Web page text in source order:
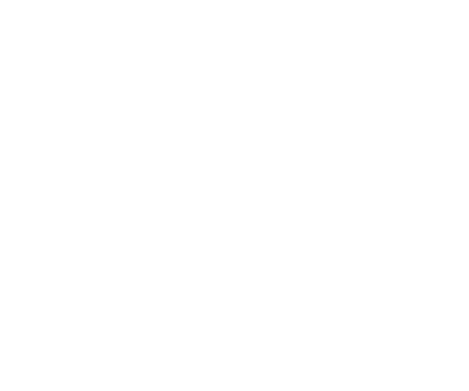
το να διαλυθεί αργά στη στοματική κοιλότητα.